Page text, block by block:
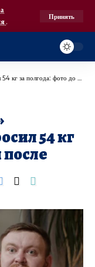
.
Принять
за полгода: фото до и после
54 кг